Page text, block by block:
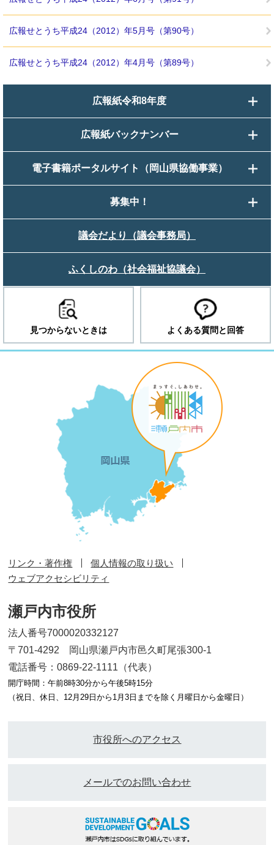
広報せとうち平成24（2012）年5月号（第90号）
広報せとうち平成24（2012）年4月号（第89号）
広報紙令和8年度
広報紙バックナンバー
電子書籍ポータルサイト（岡山県協働事業）
募集中！
議会だより（議会事務局）
ふくしのわ（社会福祉協議会）
見つからないときは よくある質問と回答
リンク・著作権
個人情報の取り扱い
ウェブアクセシビリティ
瀬戸内市役所
法人番号7000020332127
〒701-4292 岡山県瀬戸内市邑久町尾張300-1
電話番号：0869-22-1111（代表）
開庁時間：午前8時30分から午後5時15分
（祝日、休日、12月29日から1月3日までを除く月曜日から金曜日）
市役所へのアクセス
メールでのお問い合わせ